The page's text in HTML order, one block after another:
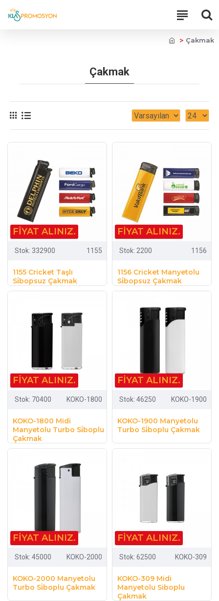
Çakmak
Çakmak
FIYAT ALINIZ.
Stok: 332900 1155
1155 Cricket Taşlı
Si̇bopsuz Çakmak
FIYAT ALINIZ.
Stok: 2200 1156
1156 Cricket Manyetolu
Si̇bopsuz Çakmak
FIYAT ALINIZ.
Stok: 70400 KOKO-1800
KOKO-1800 Midi
Manyetolu Turbo Si̇boplu
Çakmak
FIYAT ALINIZ.
Stok: 46250 KOKO-1900
KOKO-1900 Manyetolu
Turbo Si̇boplu Çakmak
FIYAT ALINIZ.
Stok: 45000 KOKO-2000
KOKO-2000 Manyetolu
Turbo Si̇boplu Çakmak
FIYAT ALINIZ.
Stok: 62500 KOKO-309
KOKO-309 Midi
Manyetolu Siboplu
Çakmak